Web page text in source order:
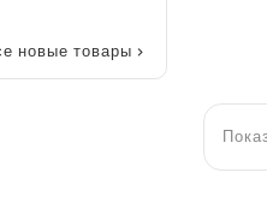
новые товары 